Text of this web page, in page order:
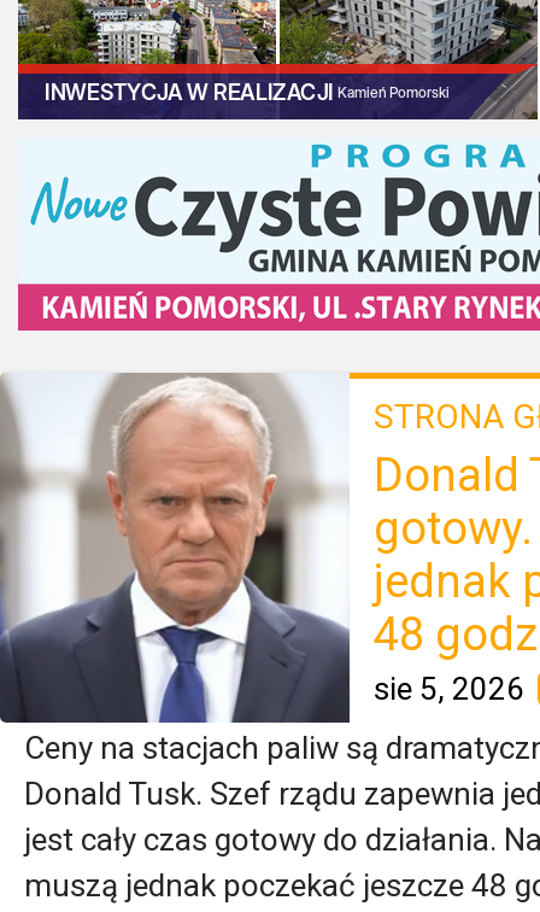
STRONA
Donald
jednak
48
sie 5, 2026
Ceny na stacjach paliw są
Donald Tusk. Szef rządu zapewnia
jest cały czas gotowy do działania.
muszą jednak poczekać jeszcze 48